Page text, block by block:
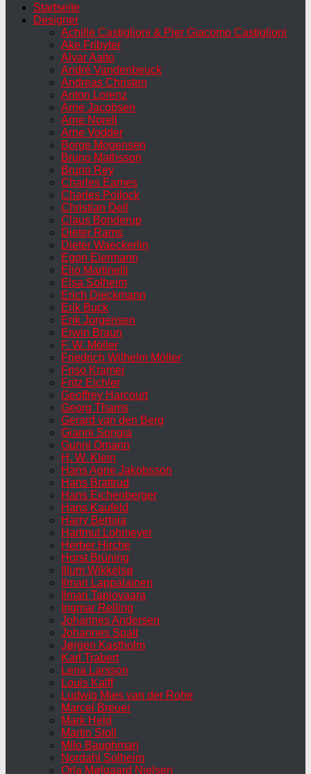
Startseite
Designer
Achille Castiglioni & Pier Giacomo Castiglioni
Ake Fribyter
Alvar Aalto
André Vandenbeuck
Andreas Christen
Anton Lorenz
Arne Jacobsen
Arne Norell
Arne Vodder
Borge Mogensen
Bruno Mathsson
Bruno Rey
Charles Eames
Charles Pollock
Christian Dell
Claus Bonderup
Dieter Rams
Dieter Waeckerlin
Egon Eiermann
Elio Martinelli
Elsa Solheim
Erich Dieckmann
Erik Buck
Erik Jorgensen
Erwin Braun
F. W. Möller
Friedrich Wilhelm Möller
Friso Kramer
Fritz Eichler
Geoffrey Harcourt
Georg Thams
Gerard van den Berg
Gianni Songia
Gunni Omann
H. W. Klein
Hans Agne Jakobsson
Hans Brattrud
Hans Eichenberger
Hans Kaufeld
Harry Bertoia
Hartmut Lohmeyer
Herber Hirche
Horst Brüning
Illum Wikkelsø
Ilmari Lappalainen
Ilmari Tapiovaara
Ingmar Relling
Johannes Andersen
Johannes Spalt
Jørgen Kastholm
Karl Trabert
Lena Larsson
Louis Kalff
Ludwig Mies van der Rohe
Marcel Breuer
Mark Held
Martin Stoll
Milo Baughman
Nordahl Solheim
Orla Mølgaard Nielsen